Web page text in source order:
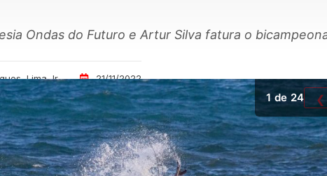
Ondas do Futuro e Artur Silva fatura o
Lima Jr 21/11/2022
1 de 24 ❮